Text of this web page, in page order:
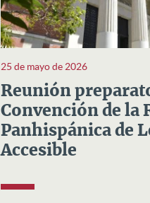
25 de mayo de 2026
Reunión
Convención de la
Panhispánica de
Accesible